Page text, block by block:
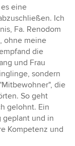
eine
Ich
Fa. Renodom
ohne meine
die
und Frau
sondern
die
So geht
gelohnt. Ein
geplant und in
Kompetenz und